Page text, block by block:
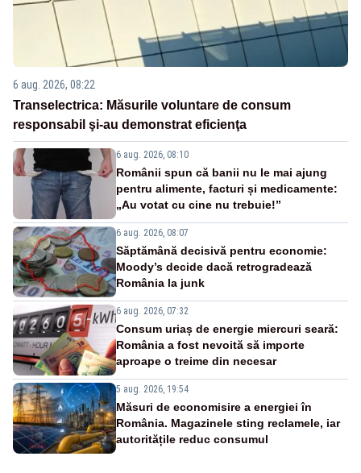
6 aug. 2026, 08:22
Transelectrica: Măsurile voluntare de consum
responsabil şi-au demonstrat eficienţa
6 aug. 2026, 08:10
Românii spun că banii nu le mai ajung
pentru alimente, facturi și medicamente:
„Au votat cu cine nu trebuie!”
6 aug. 2026, 08:07
Săptămână decisivă pentru economie:
Moody’s decide dacă retrogradează
România la junk
6 aug. 2026, 07:32
Consum uriaș de energie miercuri seară:
România a fost nevoită să importe
aproape o treime din necesar
5 aug. 2026, 19:54
Măsuri de economisire a energiei în
România. Magazinele sting reclamele, iar
autoritățile reduc consumul